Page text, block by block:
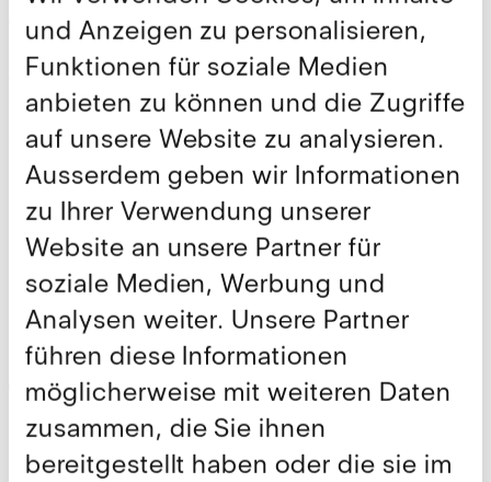
und Anzeigen zu personalisieren,
Funktionen für soziale Medien
anbieten zu können und die Zugriffe
auf unsere Website zu analysieren.
Ausserdem geben wir Informationen
zu Ihrer Verwendung unserer
Website an unsere Partner für
soziale Medien, Werbung und
Analysen weiter. Unsere Partner
führen diese Informationen
möglicherweise mit weiteren Daten
zusammen, die Sie ihnen
bereitgestellt haben oder die sie im
alle wirtschaftlichen Risiken trage. Noch hielten die
Schuldenbremse und die Unabhängigkeit der Schweizerischen
Notenbank den Wunsch nach weiterer Ausdehnung des Staates in
Grenzen. Doch unangreifbar seien diese Brandmauern längst nicht
mehr.
Ausserdem erfahren Sie im Vortrag:
Wie der Vollfahrtsstaat den Preis der Arbeit in Westeuropa
verteuert und Arbeit dadurch unattraktiv macht.
Warum die Verfassungsreform von 2000 der Schweiz einen
Vollfahrtsstaat in die Verfassung geschrieben hat, dieser aber
bis heute nicht umgesetzt wurde.
Wie sich eine verhängnisvolle Allianz aus Politik und
Notenbanken gebildet hat, die durch immer höhere
Verschuldung und Gelddrucken den Vollfahrtsstaat
auszudehnen sucht.
Teilen
Weitere Publikationen